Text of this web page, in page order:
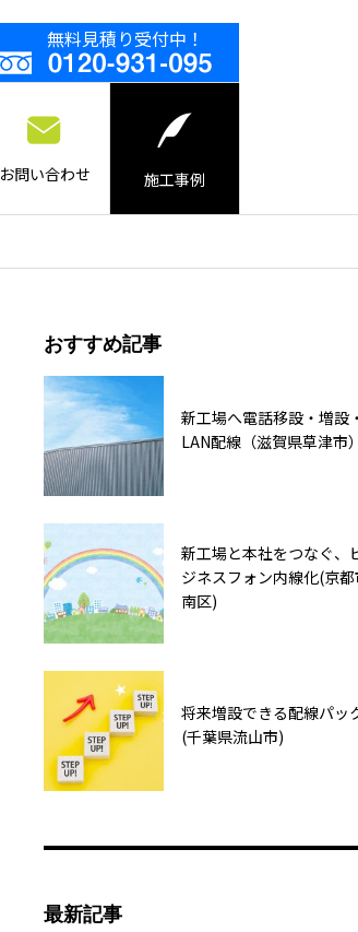
無料見積り受付中！
お問い合わせ 施工事例
おすすめ記事
新工場へ電話移設・増設
LAN配線（滋賀県草津市
新工場と本社をつなぐ、
ジネスフォン内線化(京
南区)
将来増設できる配線パッ
(千葉県流山市)
最新記事